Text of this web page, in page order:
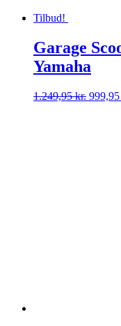
Tilbud!
Garage
Yamaha
1.249,95kr. Den
999,95